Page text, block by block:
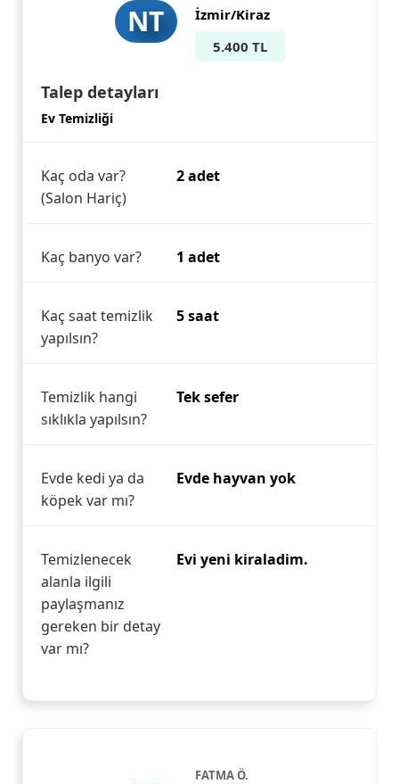
NT
İzmir/Kiraz
5.400 TL
Talep detayları
Ev Temizliği
Kaç oda var?
(Salon Hariç)
2 adet
Kaç banyo var? 1 adet
Kaç saat temizlik
yapılsın?
5 saat
Temizlik hangi
sıklıkla yapılsın?
Tek sefer
Evde kedi ya da
köpek var mı?
Evde hayvan yok
Temizlenecek
alanla ilgili
paylaşmanız
gereken bir detay
var mı?
Evi yeni kiraladim.
FATMA Ö.